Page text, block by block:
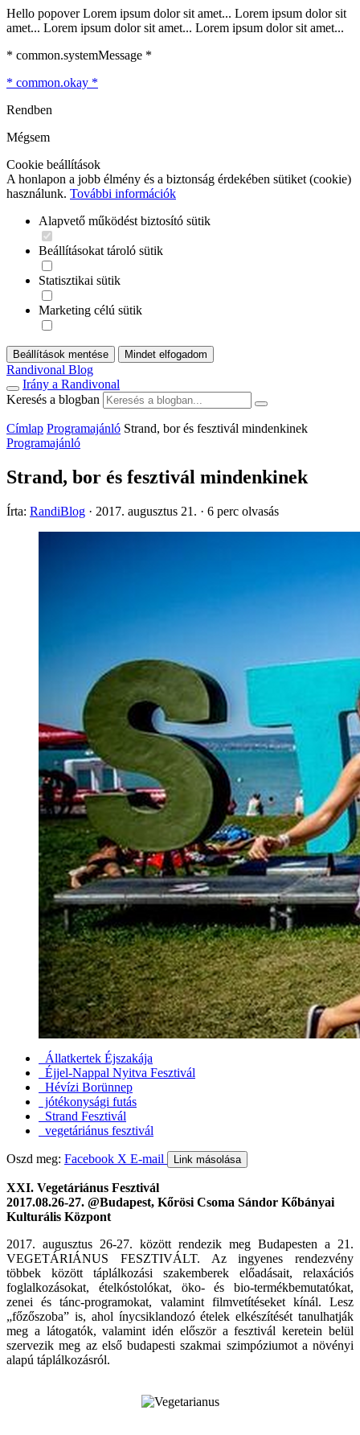
Hello popover Lorem ipsum dolor sit amet... Lorem ipsum dolor sit
amet... Lorem ipsum dolor sit amet... Lorem ipsum dolor sit amet...
* common.systemMessage *
* common.okay *
Rendben
Mégsem
Cookie beállítások
A honlapon a jobb élmény és a biztonság érdekében sütiket (cookie)
használunk. További információk
Alapvető működést biztosító sütik
Beállításokat tároló sütik
Statisztikai sütik
Marketing célú sütik
Beállítások mentése Mindet elfogadom
Randivonal Blog
Irány a Randivonal
Keresés a blogban
Címlap Programajánló Strand, bor és fesztivál mindenkinek
Programajánló
Strand, bor és fesztivál mindenkinek
Írta: RandiBlog · 2017. augusztus 21. · 6 perc olvasás
Állatkertek Éjszakája
Éjjel-Nappal Nyitva Fesztivál
Hévízi Borünnep
jótékonysági futás
Strand Fesztivál
vegetáriánus fesztivál
Oszd meg: Facebook X E-mail Link másolása
XXI. Vegetáriánus Fesztivál
2017.08.26-27. @Budapest, Kőrösi Csoma Sándor Kőbányai
Kulturális Központ
2017. augusztus 26-27. között rendezik meg Budapesten a 21.
VEGETÁRIÁNUS FESZTIVÁLT. Az ingyenes rendezvény
többek között táplálkozási szakemberek előadásait, relaxációs
foglalkozásokat, ételkóstolókat, öko- és bio-termékbemutatókat,
zenei és tánc-programokat, valamint filmvetítéseket kínál. Lesz
„főzőszoba” is, ahol ínycsiklandozó ételek elkészítését tanulhatják
meg a látogatók, valamint idén először a fesztivál keretein belül
szervezik meg az első budapesti szakmai szimpóziumot a növényi
alapú táplálkozásról.